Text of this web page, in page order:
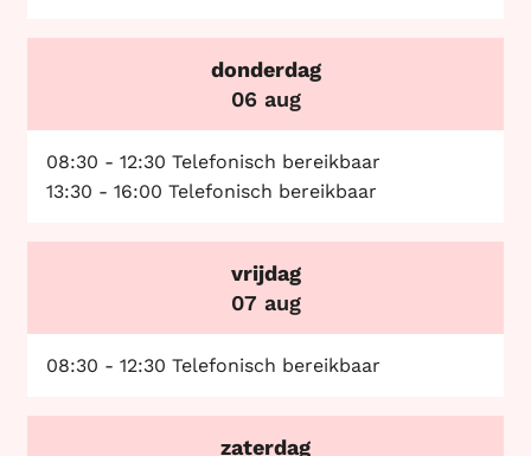
donderdag
06 aug
08:30 - 12:30 Telefonisch bereikbaar
13:30 - 16:00 Telefonisch bereikbaar
vrijdag
07 aug
08:30 - 12:30 Telefonisch bereikbaar
zaterdag